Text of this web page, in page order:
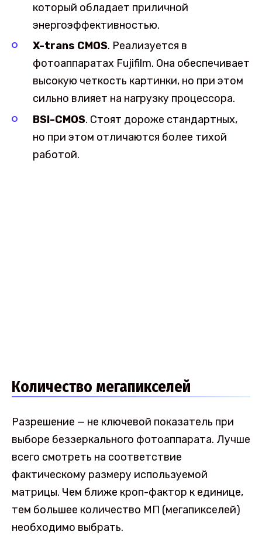
который обладает приличной
энергоэффективностью.
X-trans CMOS. Реализуется в
фотоаппаратах Fujifilm. Она обеспечивает
высокую четкость картинки, но при этом
сильно влияет на нагрузку процессора.
BSI-CMOS. Стоят дороже стандартных,
но при этом отличаются более тихой
работой.
Количество мегапикселей
Разрешение — не ключевой показатель при
выборе беззеркального фотоаппарата. Лучше
всего смотреть на соответствие
фактическому размеру используемой
матрицы. Чем ближе кроп-фактор к единице,
тем большее количество МП (мегапикселей)
необходимо выбрать.